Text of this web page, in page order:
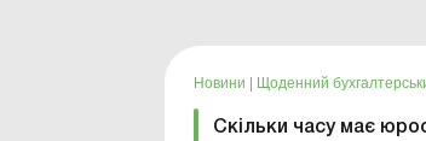
Новини Щоденний
Скільки часу має